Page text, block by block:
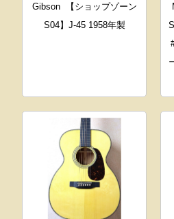
Gibson
【ショップゾーン
S04】J-45 1958年製